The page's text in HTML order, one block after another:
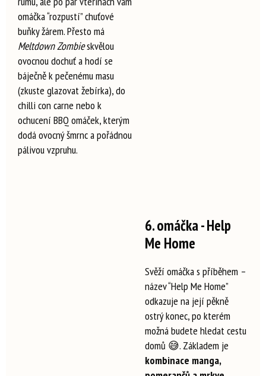
omáčka “rozpustí” chuťové
buňky žárem. Přesto má
Meltdown Zombieskvělou
ovocnou dochuť a hodí se
báječně k pečenému masu
(zkuste glazovat žebírka), do
chilli con carne nebo k
ochucení BBQ omáček, kterým
dodá ovocný šmrnc a pořádnou
pálivou vzpruhu.
6. omáčka - Help
Me Home
Svěží omáčka s příběhem –
název “Help Me Home”
odkazuje na její pěkně
ostrý konec, po kterém
možná budete hledat cestu
domů 😅. Základem je
kombinace manga,